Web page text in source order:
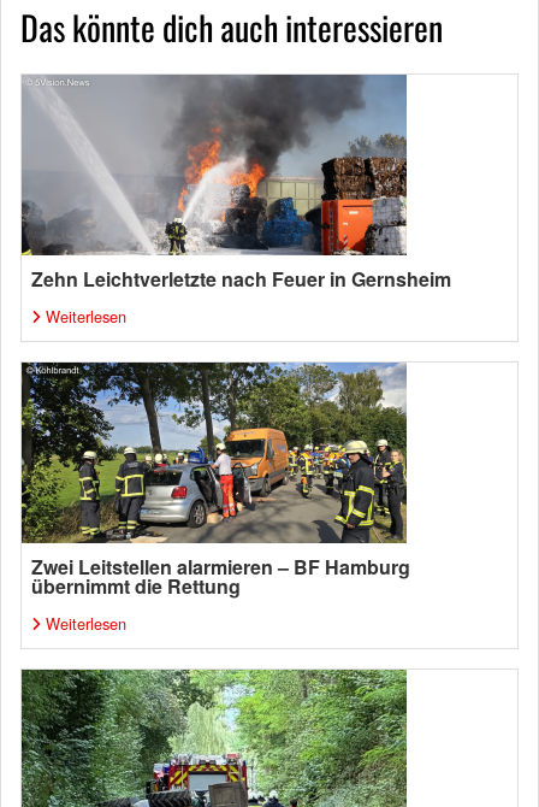
Das könnte dich auch interessieren
Zehn Leichtverletzte nach Feuer in Gernsheim
Weiterlesen
Zwei Leitstellen alarmieren – BF Hamburg
übernimmt die Rettung
Weiterlesen